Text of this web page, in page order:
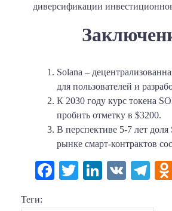
диверсификации
Solana –
для пользователей и
К 2030 году курс токена
пробить отметку в $3200.
В перспективе 5-7 лет доля
рынке смарт-контрактов
Facebook
TwitterLinkedIn
VK
Теги: